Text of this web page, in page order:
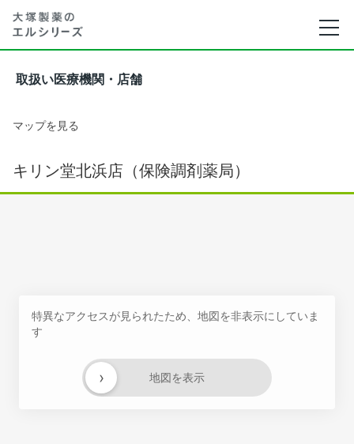
取扱い医療機関・店舗
マップを見る
キリン堂北浜店（保険調剤薬局）
特異なアクセスが見られたため、地図を非表示にしていま
す
地図を表示
›